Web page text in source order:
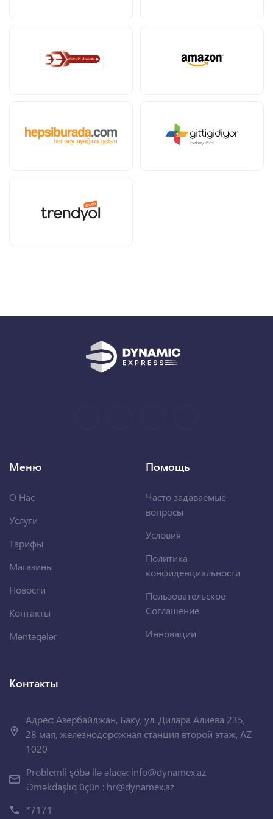
Меню
О Нас
Услуги
Тарифы
Магазины
Новости
Контакты
Məntəqələr
Помощь
Часто задаваемые
вопросы
Условия
Политика
конфиденциальности
Пользовательское
Соглашение
Инновации
Контакты
Адрес: Азербайджан, Баку, ул. Дилара Алиева 235,
28 мая, железнодорожная станция второй этаж, AZ
1020
Problemli şöbə ilə əlaqə: info@dynamex.az
Əməkdaşlıq üçün : hr@dynamex.az
*7171